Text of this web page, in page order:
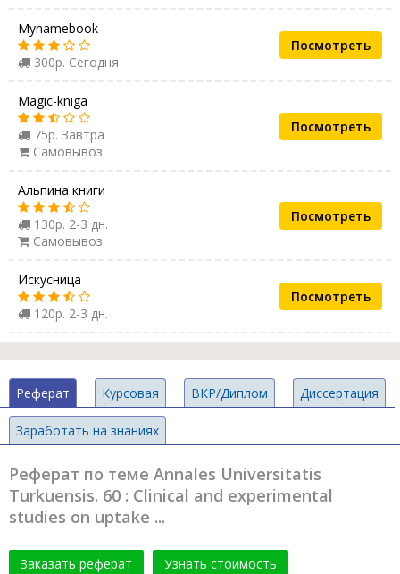
Mynamebook
300р. Сегодня
Посмотреть
Magic-kniga
75р. Завтра
Самовывоз
Посмотреть
Альпина книги
130р. 2-3 дн.
Самовывоз
Посмотреть
Искусница
120р. 2-3 дн.
Посмотреть
Реферат Курсовая ВКР/Диплом Диссертация
Заработать на знаниях
Реферат по теме Annales Universitatis
Turkuensis. 60 : Clinical and experimental
studies on uptake ...
Заказать реферат Узнать стоимость